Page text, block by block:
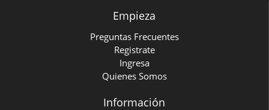
Empieza
Preguntas Frecuentes
Registrate
Ingresa
Quienes Somos
Información